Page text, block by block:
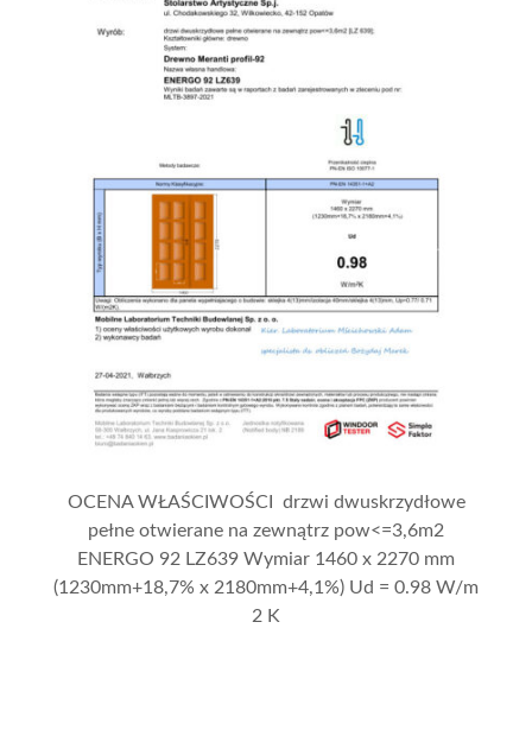
OCENA WŁAŚCIWOŚCI drzwi dwuskrzydłowe
pełne otwierane na zewnątrz pow<=3,6m2
ENERGO 92 LZ639 Wymiar 1460 x 2270 mm
(1230mm+18,7% x 2180mm+4,1%) Ud = 0.98 W/m
2 K